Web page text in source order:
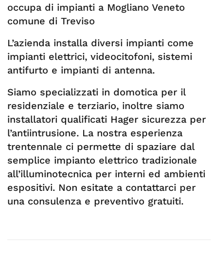
occupa di impianti a Mogliano Veneto
comune di Treviso
L’azienda installa diversi impianti come
impianti elettrici, videocitofoni, sistemi
antifurto e impianti di antenna.
Siamo specializzati in domotica per il
residenziale e terziario, inoltre siamo
installatori qualificati Hager sicurezza per
l’antiintrusione. La nostra esperienza
trentennale ci permette di spaziare dal
semplice impianto elettrico tradizionale
all’illuminotecnica per interni ed ambienti
espositivi. Non esitate a contattarci per
una consulenza e preventivo gratuiti.